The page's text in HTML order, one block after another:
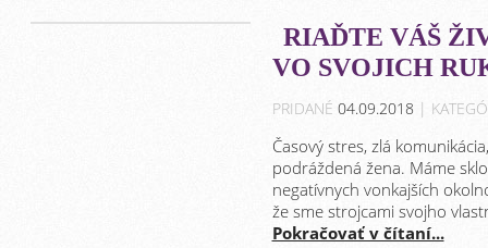
RIAĎTE VÁŠ
VO SVOJICH
PRIDANÉ 04.09.2018 |
Časový stres, zlá
podráždená žena. Máme
negatívnych vonkajších
že sme strojcami svojho
Pokračovať v čítaní...